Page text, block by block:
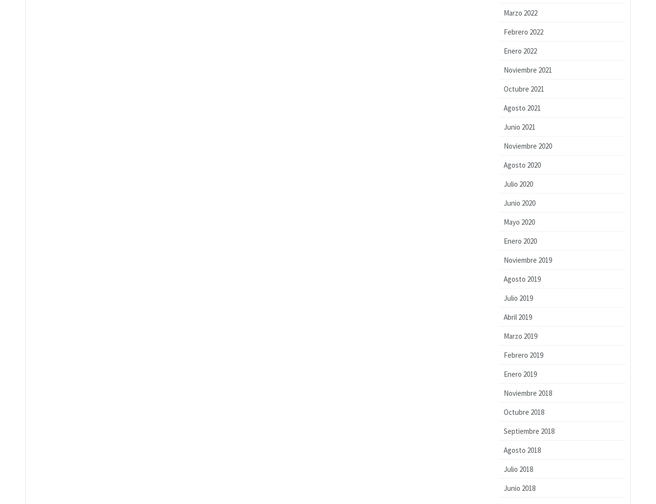
Marzo 2022
Febrero 2022
Enero 2022
Noviembre 2021
Octubre 2021
Agosto 2021
Junio 2021
Noviembre 2020
Agosto 2020
Julio 2020
Junio 2020
Mayo 2020
Enero 2020
Noviembre 2019
Agosto 2019
Julio 2019
Abril 2019
Marzo 2019
Febrero 2019
Enero 2019
Noviembre 2018
Octubre 2018
Septiembre 2018
Agosto 2018
Julio 2018
Junio 2018